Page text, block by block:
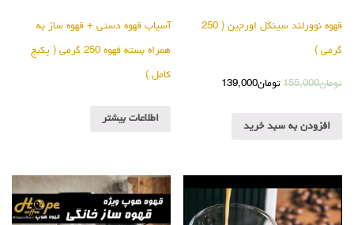
قهوه نوورلند سینگل اورجین ( 250
گرمی )
تومان155,000 تومان139,000
افزودن به سبد خرید
آسیاب قهوه دستی + قهوه ساز به
همراه بسته قهوه 250 گرمی ( پکیج
کامل )
اطلاعات بیشتر